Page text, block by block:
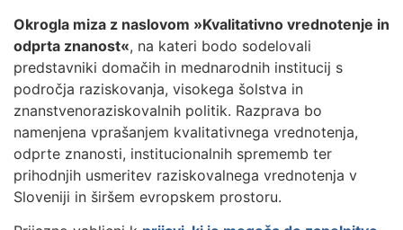
Okrogla miza z naslovom »Kvalitativno vrednotenje in
odprta znanost«, na kateri bodo sodelovali
predstavniki domačih in mednarodnih institucij s
področja raziskovanja, visokega šolstva in
znanstvenoraziskovalnih politik. Razprava bo
namenjena vprašanjem kvalitativnega vrednotenja,
odprte znanosti, institucionalnih sprememb ter
prihodnjih usmeritev raziskovalnega vrednotenja v
Sloveniji in širšem evropskem prostoru.